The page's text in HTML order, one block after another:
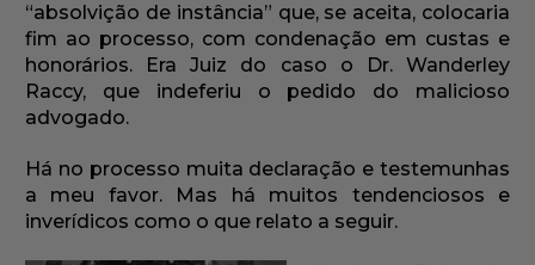
“absolvição de instância” que, se aceita, colocaria
fim ao processo, com condenação em custas e
honorários. Era Juiz do caso o Dr. Wanderley
Raccy, que indeferiu o pedido do malicioso
advogado.
Há no processo muita declaração e testemunhas
a meu favor. Mas há muitos tendenciosos e
inverídicos como o que relato a seguir.